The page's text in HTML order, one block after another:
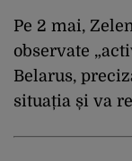
Pe 2 mai,
observate
Belarus,
situația și va